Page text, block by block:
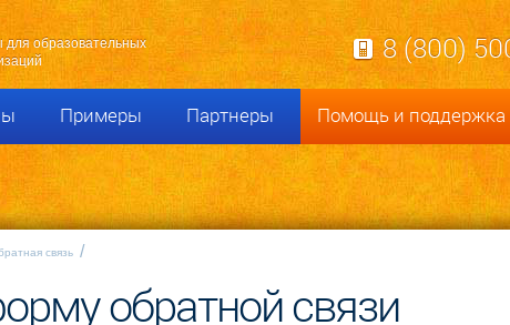
для образовательных
8 (800)
Примеры Партнеры Помощь и поддержка
связь
обратной связи